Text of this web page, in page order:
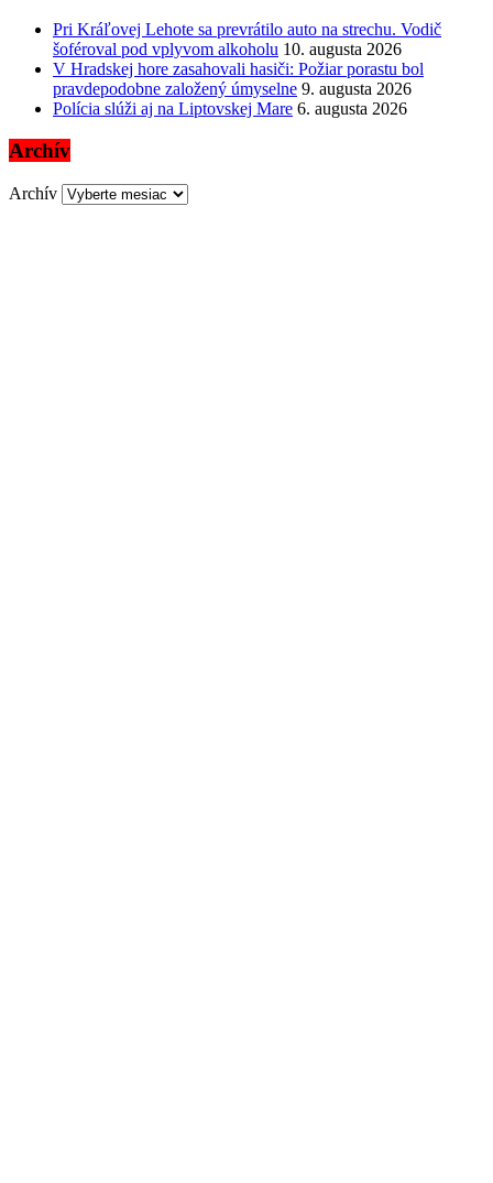
Pri Kráľovej Lehote sa prevrátilo auto na strechu. Vodič
šoféroval pod vplyvom alkoholu 10. augusta 2026
V Hradskej hore zasahovali hasiči: Požiar porastu bol
pravdepodobne založený úmyselne 9. augusta 2026
Polícia slúži aj na Liptovskej Mare 6. augusta 2026
Archív
Archív